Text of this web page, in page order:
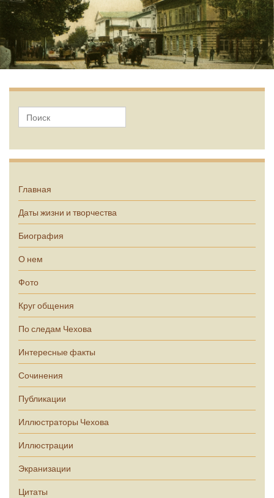
Главная
Даты жизни и творчества
Биография
О нем
Фото
Круг общения
По следам Чехова
Интересные факты
Сочинения
Публикации
Иллюстраторы Чехова
Иллюстрации
Экранизации
Цитаты